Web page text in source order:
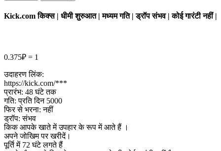
Kick.com किक्स | धीमी शुरुआत | मध्यम गति | ड्रॉप संभव | कोई गारंटी नहीं |
0.375₽ = 1
उदाहरण लिंक:
https://kick.com/***
प्रारंभ: 48 घंटे तक
गति: प्रति दिन 5000
फिर से भरना: नहीं
ड्रॉप: संभव
किक आपके खाते में उपहार के रूप में आते हैं ।
अपने जोखिम पर खरीदें।
पूर्ति में 72 घंटे लगते हैं